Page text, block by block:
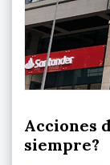
Acciones
siempre?